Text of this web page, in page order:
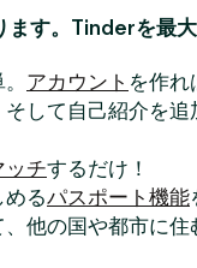
す。Tinderを最
アカウント を作れ
して自己紹介を
ッチするだけ！
めるパスポート機能
他の国や都市に